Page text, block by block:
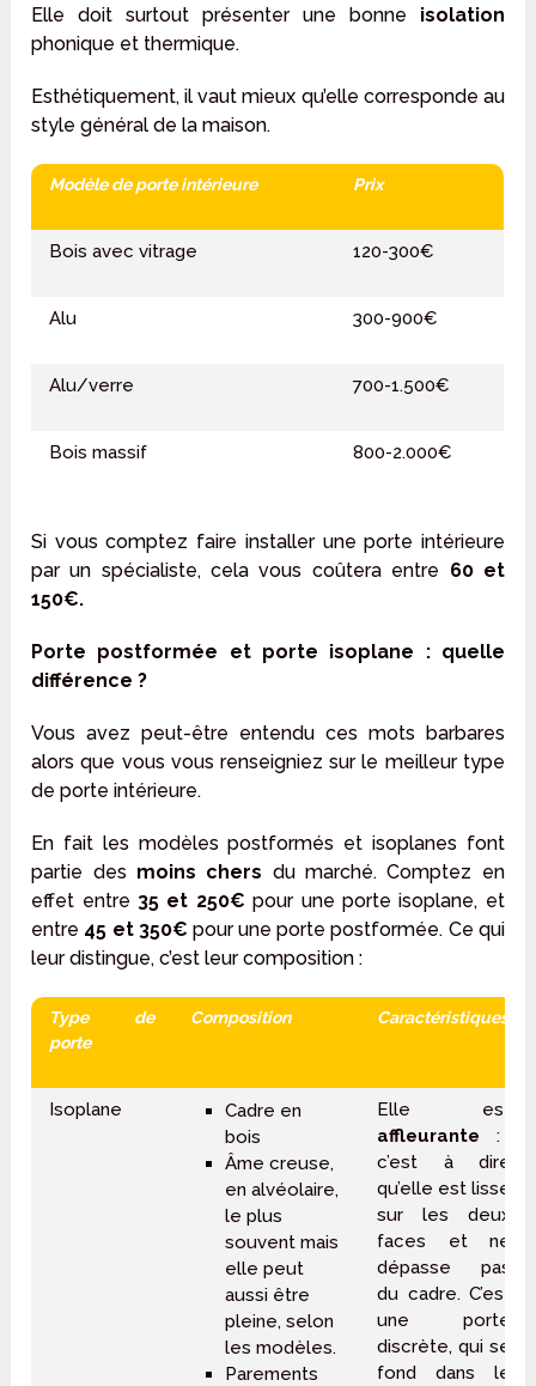
Elle doit surtout présenter une bonne isolation
phonique et thermique.
Esthétiquement, il vaut mieux qu’elle corresponde au
style général de la maison.
Modèle de porte intérieure Prix
Bois avec vitrage 120-300€
Alu 300-900€
Alu/verre 700-1.500€
Bois massif 800-2.000€
Si vous comptez faire installer une porte intérieure
par un spécialiste, cela vous coûtera entre 60 et
150€.
Porte postformée et porte isoplane : quelle
différence ?
Vous avez peut-être entendu ces mots barbares
alors que vous vous renseigniez sur le meilleur type
de porte intérieure.
En fait les modèles postformés et isoplanes font
partie des moins chers du marché. Comptez en
effet entre 35 et 250€ pour une porte isoplane, et
entre 45 et 350€ pour une porte postformée. Ce qui
leur distingue, c’est leur composition :
Type de
porte
Composition Caractéristiques
Isoplane
Cadre en
bois
Âme creuse,
en alvéolaire,
le plus
souvent mais
elle peut
aussi être
pleine, selon
les modèles.
Parements
Elle est
affleurante :
c’est à dire
qu’elle est lisse
sur les deux
faces et ne
dépasse pas
du cadre. C’est
une porte
discrète, qui se
fond dans le